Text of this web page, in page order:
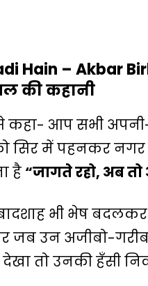
Hain – Akbar
की कहानी
कहा- आप सभी
सिर में पहनकर
है “जागते रहो, अब
भी भेष
जब उन अजीबो-
तो उनकी हँसी